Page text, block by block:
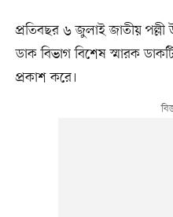
প্রতিবছর ৬ জুলাই জাতীয়
ডাক বিভাগ বিশেষ স্মারক
প্রকাশ করে।